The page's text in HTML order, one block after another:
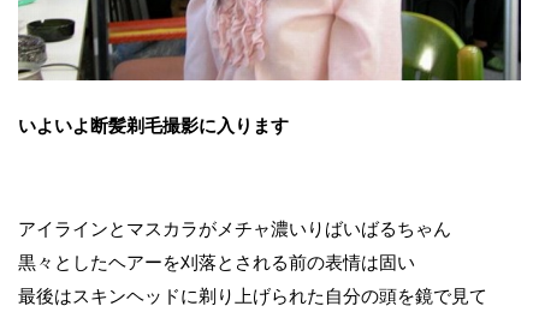
いよいよ断髪剃毛撮影に入ります
アイラインとマスカラがメチャ濃いりばいばるちゃん
黒々としたヘアーを刈落とされる前の表情は固い
最後はスキンヘッドに剃り上げられた自分の頭を鏡で見て